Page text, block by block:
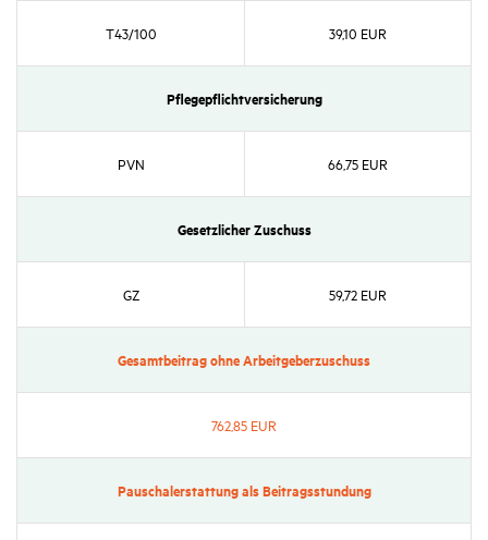
T43/​100 39,10 EUR
Pfle­ge­pflicht­ver­si­che­rung
PVN 66,75 EUR
Gesetz­li­cher Zuschuss
GZ 59,72 EUR
Gesamt­bei­trag ohne Arbeit­ge­ber­zu­schuss
762,85 EUR
Pauscha­ler­stat­tung als Beitrags­stun­dung